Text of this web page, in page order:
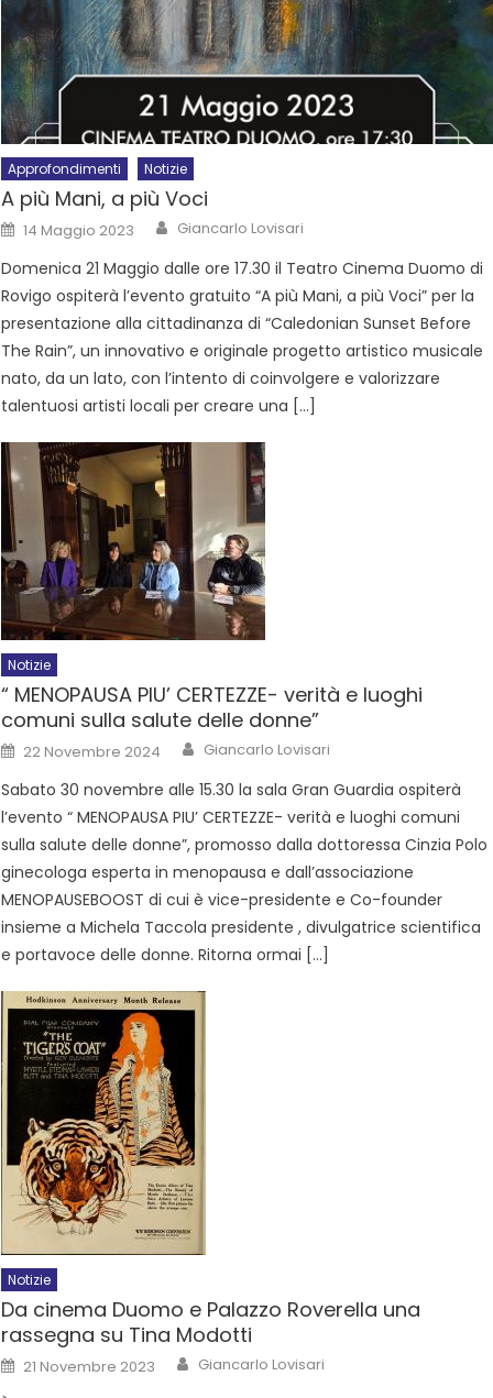
Approfondimenti Notizie
A più Mani, a più Voci
14 Maggio 2023 Giancarlo Lovisari
Domenica 21 Maggio dalle ore 17.30 il Teatro Cinema Duomo di
Rovigo ospiterà l’evento gratuito “A più Mani, a più Voci” per la
presentazione alla cittadinanza di “Caledonian Sunset Before
The Rain”, un innovativo e originale progetto artistico musicale
nato, da un lato, con l’intento di coinvolgere e valorizzare
talentuosi artisti locali per creare una […]
Notizie
“ MENOPAUSA PIU’ CERTEZZE- verità e luoghi
comuni sulla salute delle donne”
22 Novembre 2024 Giancarlo Lovisari
Sabato 30 novembre alle 15.30 la sala Gran Guardia ospiterà
l’evento “ MENOPAUSA PIU’ CERTEZZE- verità e luoghi comuni
sulla salute delle donne”, promosso dalla dottoressa Cinzia Polo
ginecologa esperta in menopausa e dall’associazione
MENOPAUSEBOOST di cui è vice-presidente e Co-founder
insieme a Michela Taccola presidente , divulgatrice scientifica
e portavoce delle donne. Ritorna ormai […]
Notizie
Da cinema Duomo e Palazzo Roverella una
rassegna su Tina Modotti
21 Novembre 2023 Giancarlo Lovisari